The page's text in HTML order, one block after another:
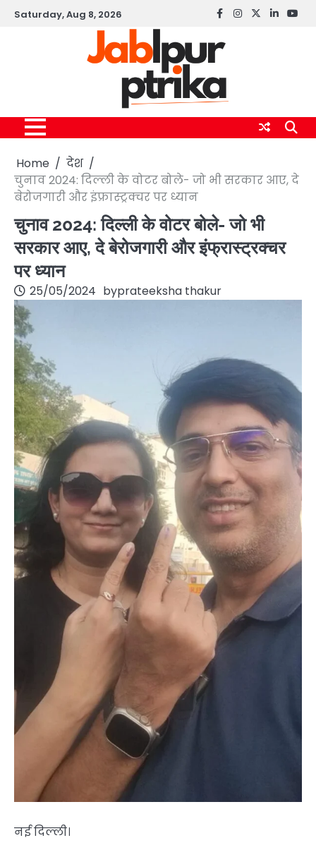
SkipSaturday, Aug 8, 2026 Facebook
instagram
twitterlinkedin
Home
देश
चुनाव 2024: दिल्ली के वोटर बोले- जो भी सरकार आए, दे
बेरोजगारी और इंफ्रास्ट्रक्चर पर ध्यान
चुनाव 2024: दिल्ली के वोटर बोले- जो भी
सरकार आए, दे बेरोजगारी और इंफ्रास्ट्रक्चर
पर ध्यान
25/05/2024 byprateeksha thakur
नई दिल्ली।